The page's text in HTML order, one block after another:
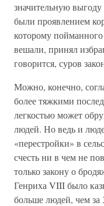
значительную
были проявлением
которому
вешали, принял
говорится, суров
Можно, конечно,
более тяжкими
легкостью может
людей. Но ведь и
«перестройки» в
счесть ни в чем не
только закону о
Генриха VIII было
больше людей, чем